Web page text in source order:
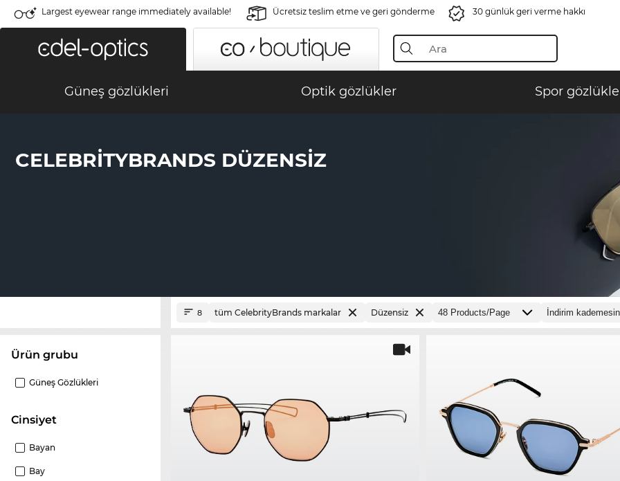
Largest eyewear range immediately available! Ücretsiz teslim etme ve geri gönderme 30 günlük geri verme hakkı
Güneş gözlükleri Optik gözlükler Spor
CELEBRITYBRANDS DÜZENSIZ
ürün grubu
Güneş Gözlükleri
Cinsiyet
Bayan
Bay
8 tüm CelebrityBrands markalar Düzensiz